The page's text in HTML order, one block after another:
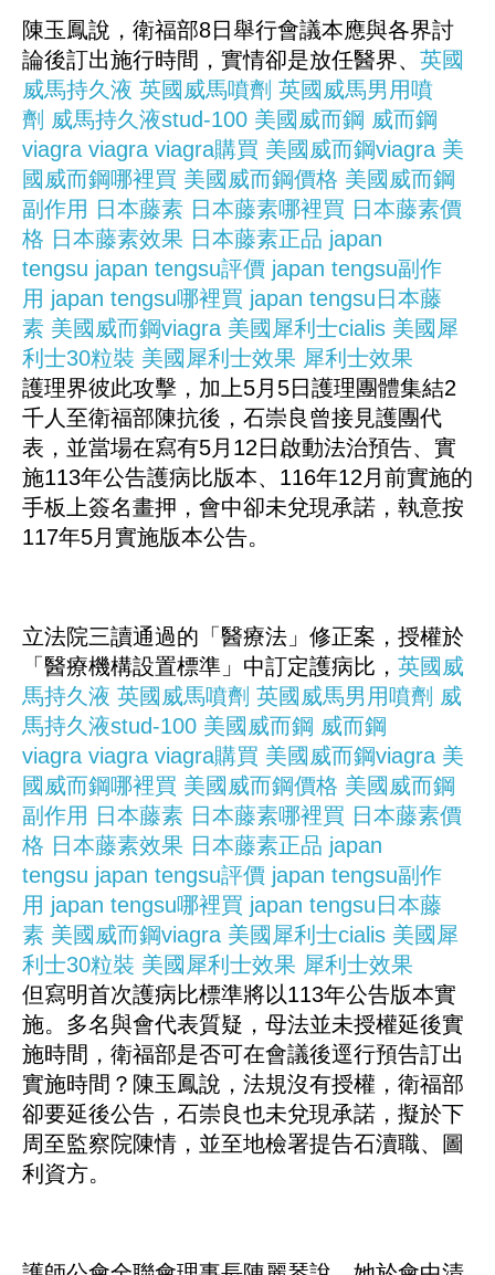
陳玉鳳說，衛福部8日舉行會議本應與各界討
論後訂出施行時間，實情卻是放任醫界、 英國
威馬持久液 英國威馬噴劑 英國威馬男用噴
劑 威馬持久液stud-100 美國威而鋼 威而鋼
viagra viagra viagra購買 美國威而鋼viagra 美
國威而鋼哪裡買 美國威而鋼價格 美國威而鋼
副作用 日本藤素 日本藤素哪裡買 日本藤素價
格 日本藤素效果 日本藤素正品 japan
tengsu japan tengsu評價 japan tengsu副作
用 japan tengsu哪裡買 japan tengsu日本藤
素 美國威而鋼viagra 美國犀利士cialis 美國犀
利士30粒裝 美國犀利士效果 犀利士效果
護理界彼此攻擊，加上5月5日護理團體集結2
千人至衛福部陳抗後，石崇良曾接見護團代
表，並當場在寫有5月12日啟動法治預告、實
施113年公告護病比版本、116年12月前實施的
手板上簽名畫押，會中卻未兌現承諾，執意按
117年5月實施版本公告。
立法院三讀通過的「醫療法」修正案，授權於
「醫療機構設置標準」中訂定護病比， 英國威
馬持久液 英國威馬噴劑 英國威馬男用噴劑 威
馬持久液stud-100 美國威而鋼 威而鋼
viagra viagra viagra購買 美國威而鋼viagra 美
國威而鋼哪裡買 美國威而鋼價格 美國威而鋼
副作用 日本藤素 日本藤素哪裡買 日本藤素價
格 日本藤素效果 日本藤素正品 japan
tengsu japan tengsu評價 japan tengsu副作
用 japan tengsu哪裡買 japan tengsu日本藤
素 美國威而鋼viagra 美國犀利士cialis 美國犀
利士30粒裝 美國犀利士效果 犀利士效果
但寫明首次護病比標準將以113年公告版本實
施。多名與會代表質疑，母法並未授權延後實
施時間，衛福部是否可在會議後逕行預告訂出
實施時間？陳玉鳳說，法規沒有授權，衛福部
卻要延後公告，石崇良也未兌現承諾，擬於下
周至監察院陳情，並至地檢署提告石瀆職、圖
利資方。